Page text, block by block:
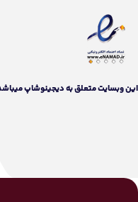
اين وبسايت متعلق به دیجینوشاپ